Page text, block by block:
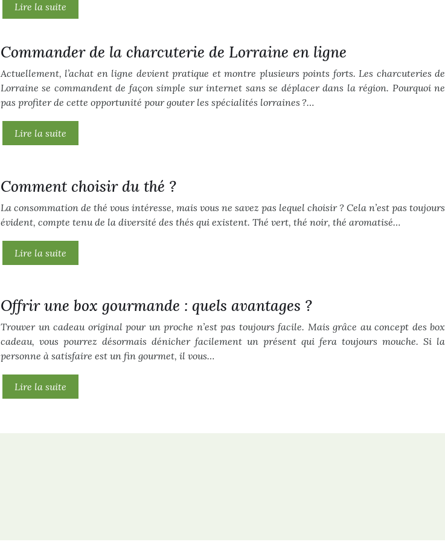
Lire la suite
Commander de la charcuterie de Lorraine en ligne
Actuellement, l’achat en ligne devient pratique et montre plusieurs points forts. Les charcuteries de
Lorraine se commandent de façon simple sur internet sans se déplacer dans la région. Pourquoi ne
pas profiter de cette opportunité pour gouter les spécialités lorraines ?…
Lire la suite
Comment choisir du thé ?
La consommation de thé vous intéresse, mais vous ne savez pas lequel choisir ? Cela n’est pas toujours
évident, compte tenu de la diversité des thés qui existent. Thé vert, thé noir, thé aromatisé…
Lire la suite
Offrir une box gourmande : quels avantages ?
Trouver un cadeau original pour un proche n’est pas toujours facile. Mais grâce au concept des box
cadeau, vous pourrez désormais dénicher facilement un présent qui fera toujours mouche. Si la
personne à satisfaire est un fin gourmet, il vous…
Lire la suite